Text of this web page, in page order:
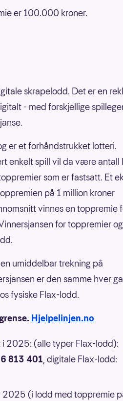
er 100.000 kroner.
skrapelodd. Det er en
- med forskjellige
er et forhåndstrukket lotteri.
enkelt spill vil da være antall
som er fastsatt. Et
på 1 million kroner
vinnes en toppremie
for toppremier
umiddelbar trekning på
er den samme hver
fysiske Flax-lodd.
Hjelpelinjen.no
2025: (alle typer Flax-lodd):
6 813 401, digitale Flax-lodd:
(i lodd med toppremie